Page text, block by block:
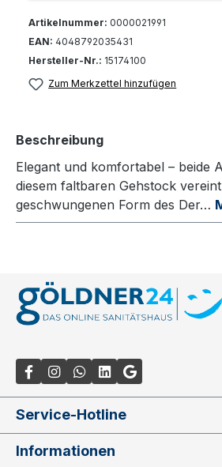
Artikelnummer: 0000021991
EAN: 4048792035431
Hersteller-Nr.: 15174100
Zum Merkzettel hinzufügen
Beschreibung
Elegant und komfortabel – beide
diesem faltbaren Gehstock
geschwungenen Form des Der…
Service-Hotline
Informationen